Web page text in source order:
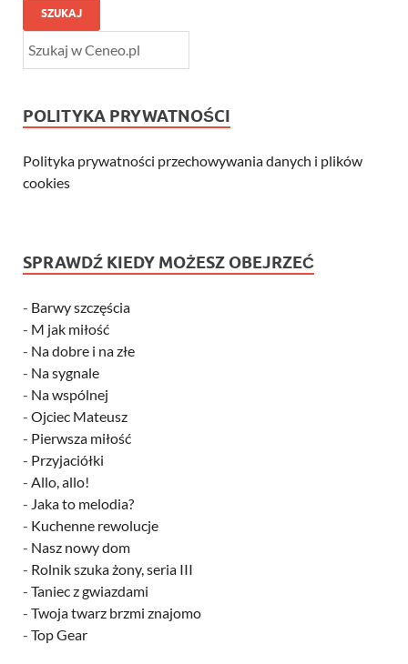
SZUKAJ
POLITYKA PRYWATNOŚCI
Polityka prywatności przechowywania danych i plików
cookies
SPRAWDŹ KIEDY MOŻESZ OBEJRZEĆ
- Barwy szczęścia
- M jak miłość
- Na dobre i na złe
- Na sygnale
- Na wspólnej
- Ojciec Mateusz
- Pierwsza miłość
- Przyjaciółki
- Allo, allo!
- Jaka to melodia?
- Kuchenne rewolucje
- Nasz nowy dom
- Rolnik szuka żony, seria III
- Taniec z gwiazdami
- Twoja twarz brzmi znajomo
- Top Gear